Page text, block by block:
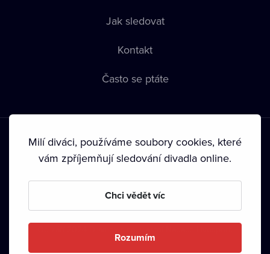
Jak sledovat
Kontakt
Často se ptáte
Podmínky používání • Ochrana soukromí • Zásady používání
• Autorská práva•
Milí diváci, používáme soubory cookies, které
vám zpříjemňují sledování divadla online.
Chci vědět víc
Rozumím